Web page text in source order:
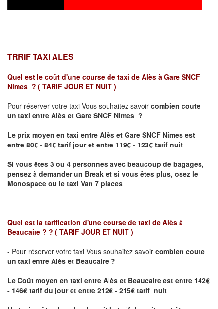
TRRIF TAXI ALES
Quel est le coût d'une course de taxi de Alès à Gare SNCF
Nimes ? ( TARIF JOUR ET NUIT )
Pour réserver votre taxi Vous souhaitez savoir combien coute
un taxi entre Alès et Gare SNCF Nimes ?
Le prix moyen en taxi entre Alès et Gare SNCF Nimes est
entre 80€ - 84€ tarif jour et entre 119€ - 123€ tarif nuit
Si vous êtes 3 ou 4 personnes avec beaucoup de bagages,
pensez à demander un Break et si vous êtes plus, osez le
Monospace ou le taxi Van 7 places
Quel est la tarification d'une course de taxi de Alès à
Beaucaire ? ? ( TARIF JOUR ET NUIT )
- Pour réserver votre taxi Vous souhaitez savoir combien coute
un taxi entre Alès et Beaucaire ?
Le Coût moyen en taxi entre Alès et Beaucaire est entre 142€
- 146€ tarif du jour et entre 212€ - 215€ tarif nuit